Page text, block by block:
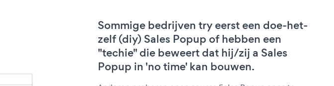
Sommige bedrijven try eerst een doe-het-
zelf (diy) Sales Popup of hebben een
"techie" die beweert dat hij/zij a Sales
Popup in 'no time' kan bouwen.